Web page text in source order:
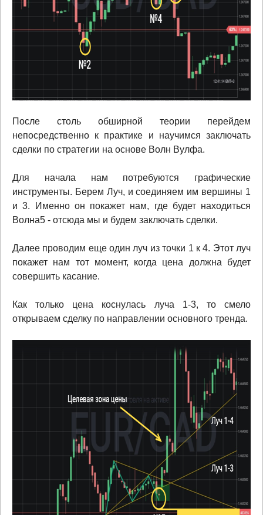
После столь обширной теории перейдем
непосредственно к практике и научимся заключать
сделки по стратегии на основе Волн Вулфа.
Для начала нам потребуются графические
инструменты. Берем Луч, и соединяем им вершины 1
и 3. Именно он покажет нам, где будет находиться
Волна5 - отсюда мы и будем заключать сделки.
Далее проводим еще один луч из точки 1 к 4. Этот луч
покажет нам тот момент, когда цена должна будет
совершить касание.
Как только цена коснулась луча 1-3, то смело
открываем сделку по направлении основного тренда.